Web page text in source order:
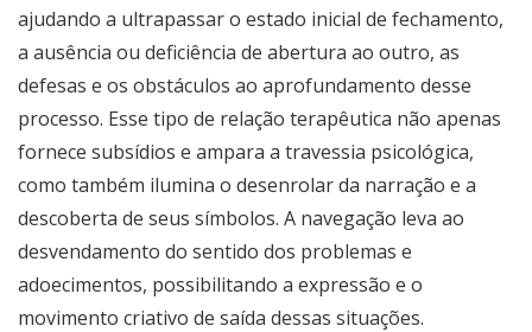
ajudando a ultrapassar o estado inicial de fechamento,
a ausência ou deficiência de abertura ao outro, as
defesas e os obstáculos ao aprofundamento desse
processo. Esse tipo de relação terapêutica não apenas
fornece subsídios e ampara a travessia psicológica,
como também ilumina o desenrolar da narração e a
descoberta de seus símbolos. A navegação leva ao
desvendamento do sentido dos problemas e
adoecimentos, possibilitando a expressão e o
movimento criativo de saída dessas situações.